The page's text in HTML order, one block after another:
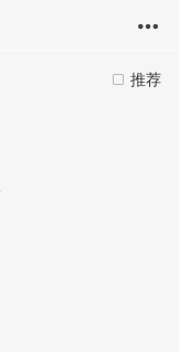
推荐